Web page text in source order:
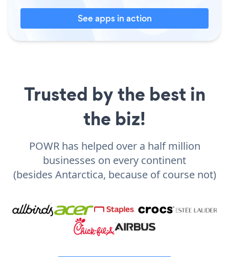
See apps in action
Trusted by the best in
the biz!
POWR has helped over a half million
businesses on every continent
(besides Antarctica, because of course not)